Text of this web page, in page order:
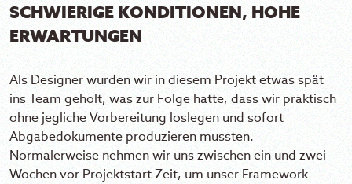
SCHWIERIGE KONDITIONEN, HOHE
ERWARTUNGEN
Als Designer wurden wir in diesem Projekt etwas spät
ins Team geholt, was zur Folge hatte, dass wir praktisch
ohne jegliche Vorbereitung loslegen und sofort
Abgabedokumente produzieren mussten.
Normalerweise nehmen wir uns zwischen ein und zwei
Wochen vor Projektstart Zeit, um unser Framework